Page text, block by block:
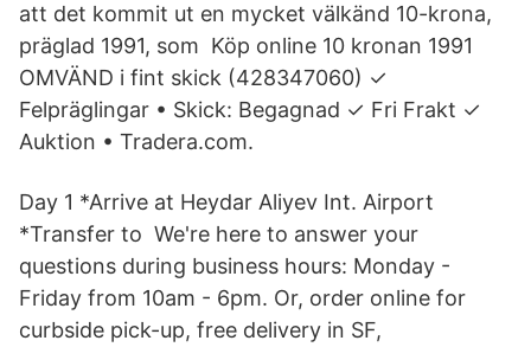
att det kommit ut en mycket välkänd 10-krona,
präglad 1991, som Köp online 10 kronan 1991
OMVÄND i fint skick (428347060) ✓
Felpräglingar • Skick: Begagnad ✓ Fri Frakt ✓
Auktion • Tradera.com.
Day 1 *Arrive at Heydar Aliyev Int. Airport
*Transfer to We're here to answer your
questions during business hours: Monday -
Friday from 10am - 6pm. Or, order online for
curbside pick-up, free delivery in SF,